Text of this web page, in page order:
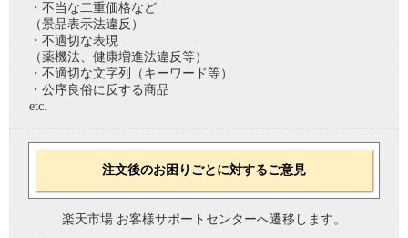
・不当な二重価格など
（景品表示法違反）
・不適切な表現
（薬機法、健康増進法違反等）
・不適切な文字列（キーワード等）
・公序良俗に反する商品
etc.
注文後のお困りごとに対するご意見
楽天市場 お客様サポートセンターへ遷移します。